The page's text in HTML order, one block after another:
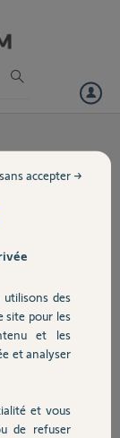
tahoma classic),
des
site pour les
et les
et analyser
et vous
de refuser
accepter →